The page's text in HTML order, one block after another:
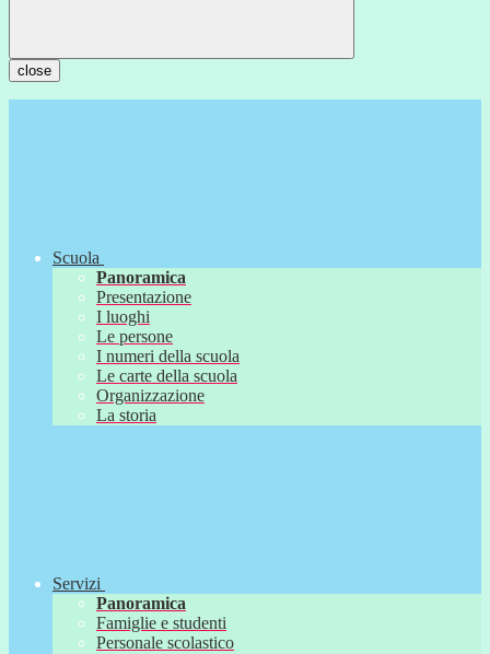
close
Scuola
Panoramica
Presentazione
I luoghi
Le persone
I numeri della scuola
Le carte della scuola
Organizzazione
La storia
Servizi
Panoramica
Famiglie e studenti
Personale scolastico